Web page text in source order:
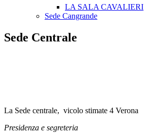
LA SALA CAVALIERI
Sede Cangrande
Sede Centrale
La Sede centrale, vicolo stimate 4 Verona
Presidenza e segreteria